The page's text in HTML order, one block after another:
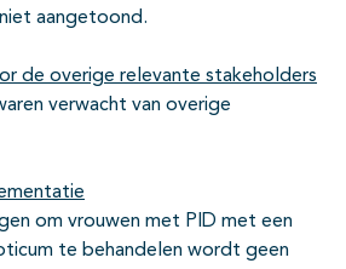
aangetoond.
de overige relevante stakeholders
verwacht van overige
om vrouwen met PID met een
te behandelen wordt geen